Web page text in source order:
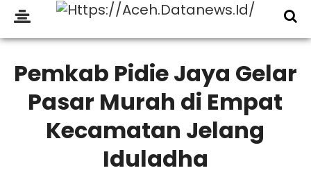
Pemkab Pidie Jaya Gelar
Pasar Murah di Empat
Kecamatan Jelang
Iduladha